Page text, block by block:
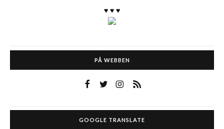
♥ ♥ ♥
PÅ WEBBEN
GOOGLE TRANSLATE